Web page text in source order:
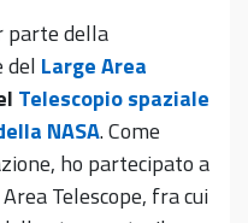
parte della
del Large Area
Telescopio spaziale
NASA. Come
ho partecipato a
Telescope, fra cui